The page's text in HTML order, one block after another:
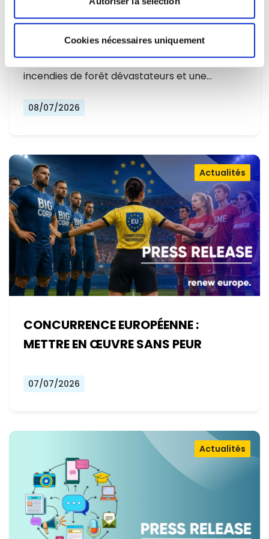
Cookies nécessaires uniquement
L'EUROPE NE PEUT PLUS SE
CONTENTER DE RÉAGIR ET DOIT SE
PRÉPARER
Alors que l'Europe connaît un nouvel été
marqué par des températures record, des
incendies de forêt dévastateurs et une…
08/07/2026
CONCURRENCE EUROPÉENNE :
METTRE EN ŒUVRE SANS PEUR
Actualités
07/07/2026
Actualités